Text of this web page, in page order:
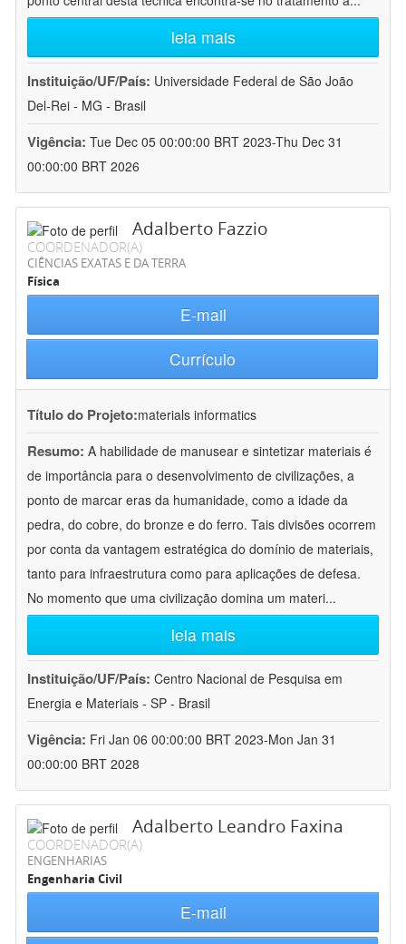
leia mais
Instituição/UF/País: Universidade Federal de São João
Del-Rei - MG - Brasil
Vigência: Tue Dec 05 00:00:00 BRT 2023-Thu Dec 31
00:00:00 BRT 2026
Adalberto Fazzio
COORDENADOR(A)
CIÊNCIAS EXATAS E DA TERRA
Física
E-mail
Currículo
Título do Projeto:materials informatics
Resumo: A habilidade de manusear e sintetizar materiais é
de importância para o desenvolvimento de civilizações, a
ponto de marcar eras da humanidade, como a idade da
pedra, do cobre, do bronze e do ferro. Tais divisões ocorrem
por conta da vantagem estratégica do domínio de materiais,
tanto para infraestrutura como para aplicações de defesa.
No momento que uma civilização domina um materi...
leia mais
Instituição/UF/País: Centro Nacional de Pesquisa em
Energia e Materiais - SP - Brasil
Vigência: Fri Jan 06 00:00:00 BRT 2023-Mon Jan 31
00:00:00 BRT 2028
Adalberto Leandro Faxina
COORDENADOR(A)
ENGENHARIAS
Engenharia Civil
E-mail